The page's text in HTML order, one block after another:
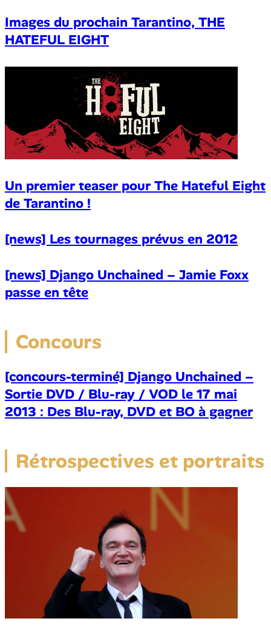
Images du prochain Tarantino, THE
HATEFUL EIGHT
Un premier teaser pour The Hateful Eight
de Tarantino !
[news] Les tournages prévus en 2012
[news] Django Unchained – Jamie Foxx
passe en tête
Concours
[concours-terminé] Django Unchained –
Sortie DVD / Blu-ray / VOD le 17 mai
2013 : Des Blu-ray, DVD et BO à gagner
Rétrospectives et portraits